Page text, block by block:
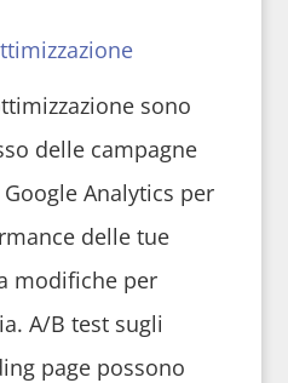
sono
delle campagne
Analytics per
delle tue
modifiche per
A/B test sugli
page possono